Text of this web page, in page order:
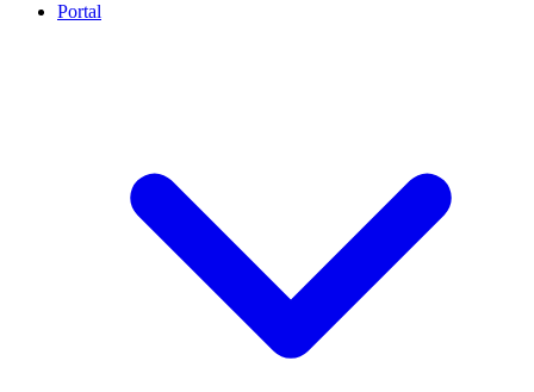
Portal